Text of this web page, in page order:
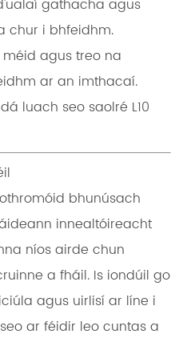
gathacha agus
chur i bhfeidhm.
agus treo na
ar an imthacaí.
luach seo saolré L10
bhunúsach
innealtóireacht
níos airde chun
a fháil. Is iondúil go
agus uirlisí ar líne i
ar féidir leo cuntas a